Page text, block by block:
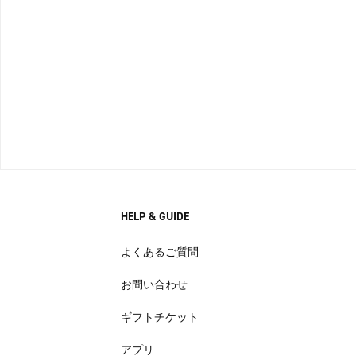
HELP & GUIDE
よくあるご質問
お問い合わせ
ギフトチケット
アプリ